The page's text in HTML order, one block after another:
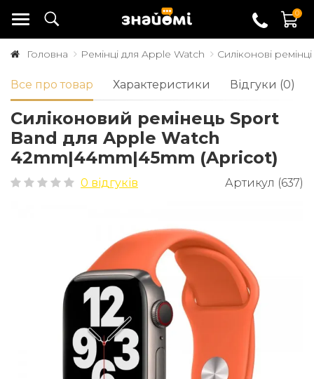
0
Головна Ремінці для Apple Watch Силіконові ремінці
Все про товар Характеристики Відгуки (0)
Силіконовий ремінець Sport
Band для Apple Watch
42mm|44mm|45mm (Apricot)
0 відгуків Артикул (637)